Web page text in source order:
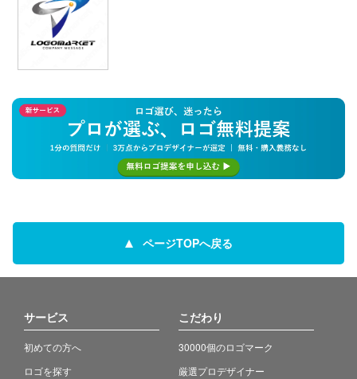
ページTOPへ戻る
サービス
初めての方へ
ロゴを探す
こだわり
30000個のロゴマーク
厳選プロデザイナー